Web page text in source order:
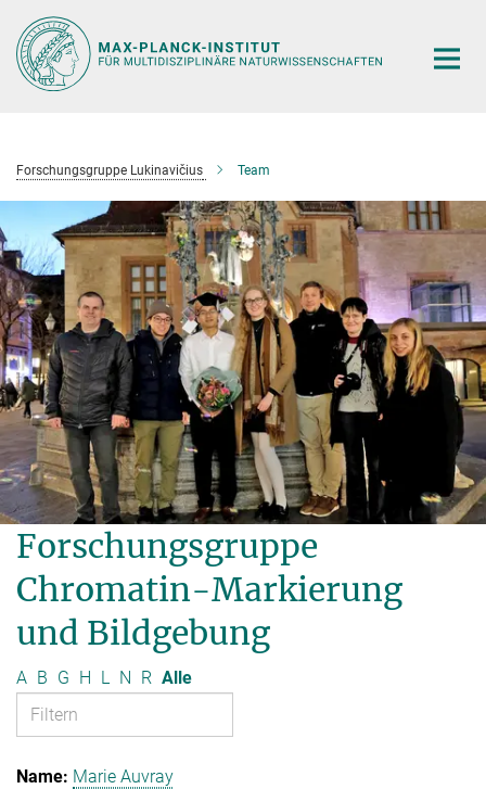
Hauptinhalt
Forschungsgruppe Lukinavičius Team
Forschungsgruppe
Chromatin-Markierung
und Bildgebung
A B G H L N R Alle
Marie Auvray